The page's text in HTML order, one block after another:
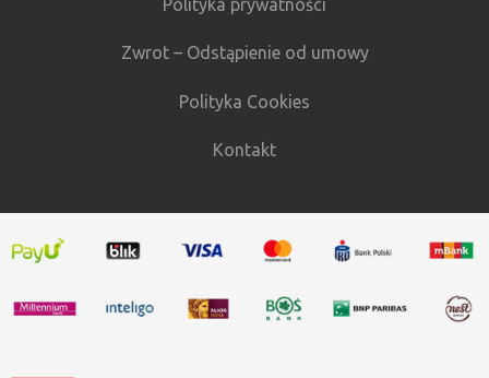
Polityka prywatności
Zwrot – Odstąpienie od umowy
Polityka Cookies
Kontakt